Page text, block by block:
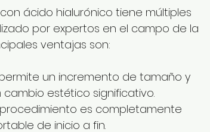
ácido hialurónico tiene múltiples
por expertos en el campo de la
ventajas son:
un incremento de tamaño y
estético significativo.
es completamente
de inicio a fin.